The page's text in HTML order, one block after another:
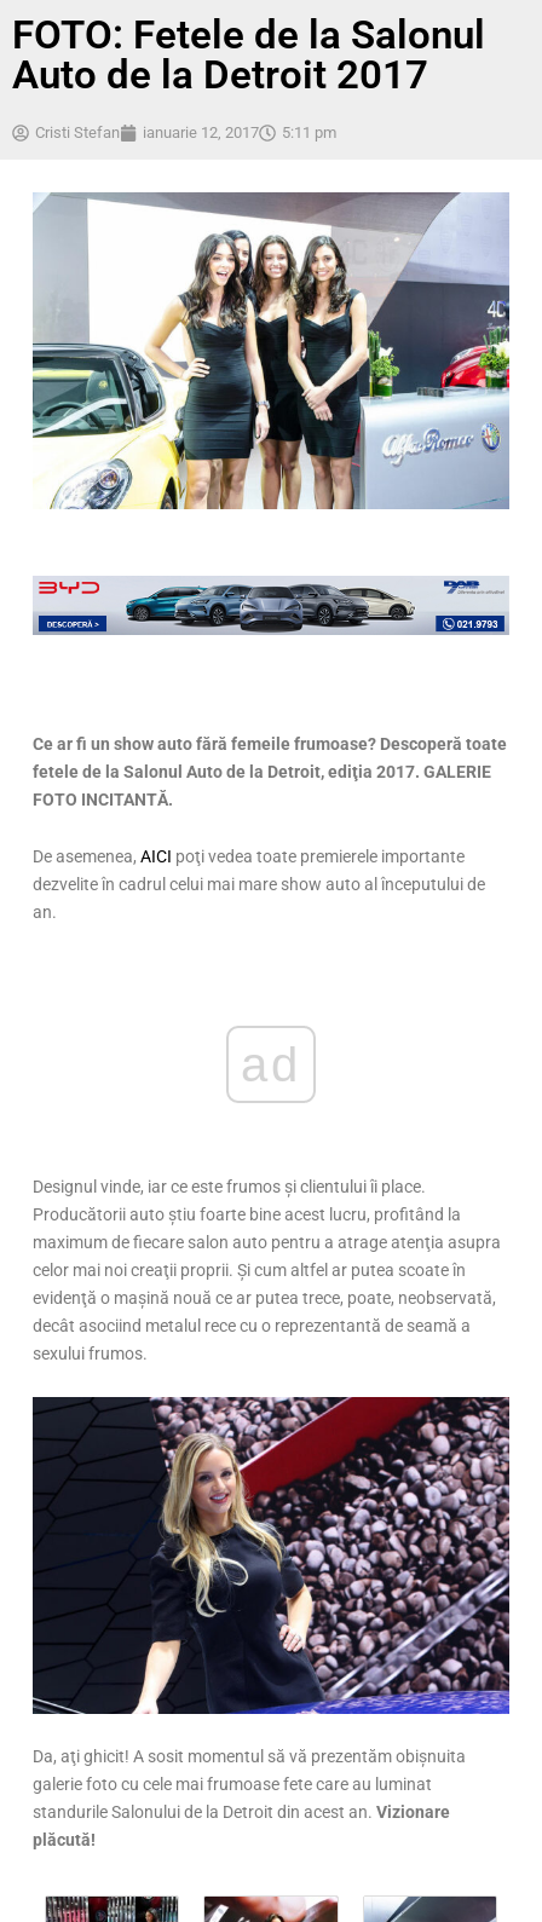
FOTO: Fetele de la Salonul
Auto de la Detroit 2017
Cristi Stefan ianuarie 12, 2017 5:11 pm
Ce ar fi un show auto fără femeile frumoase? Descoperă toate
fetele de la Salonul Auto de la Detroit, ediţia 2017. GALERIE
FOTO INCITANTĂ.
De asemenea,AICI poţi vedea toate premierele importante
dezvelite în cadrul celui mai mare show auto al începutului de
an.
ad
Designul vinde, iar ce este frumos și clientului îi place.
Producătorii auto ştiu foarte bine acest lucru, profitând la
maximum de fiecare salon auto pentru a atrage atenţia asupra
celor mai noi creaţii proprii. Şi cum altfel ar putea scoate în
evidenţă o maşină nouă ce ar putea trece, poate, neobservată,
decât asociind metalul rece cu o reprezentantă de seamă a
sexului frumos.
Da, aţi ghicit! A sosit momentul să vă prezentăm obişnuita
galerie foto cu cele mai frumoase fete care au luminat
standurile Salonului de la Detroit din acest an.Vizionare
plăcută!